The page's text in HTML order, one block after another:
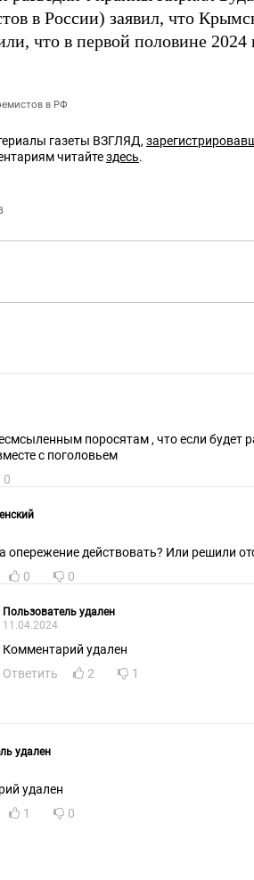
в России) заявил, что
что в первой половине 2024
в РФ
газеты ВЗГЛЯД,
читайтездесь.
поросятам , что если будет
с поголовьем
0
опережение действовать? Или решили
0 0
Пользователь удален
11.04.2024
Комментарий удален
Ответить
2 1
удален
удален
1 0